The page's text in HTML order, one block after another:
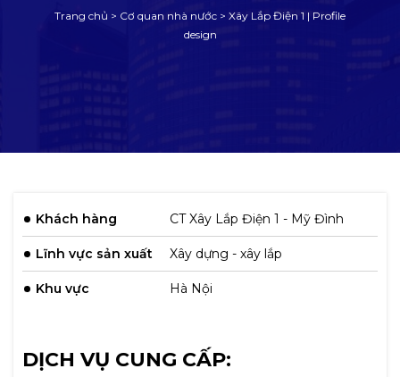
Trang chủ > Cơ quan nhà nước > Xây Lắp Điện 1 | Profile
design
Khách hàng CT Xây Lắp Điện 1 - Mỹ Đình
Lĩnh vực sản xuất Xây dựng - xây lắp
Khu vực Hà Nội
DỊCH VỤ CUNG CẤP: